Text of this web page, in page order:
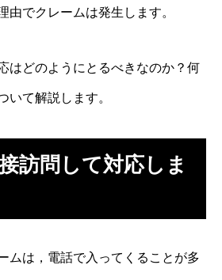
由でクレームは発生します。
はどのようにとるべきなのか？何
いて解説します。
訪問して対応しま
ムは，電話で入ってくることが多